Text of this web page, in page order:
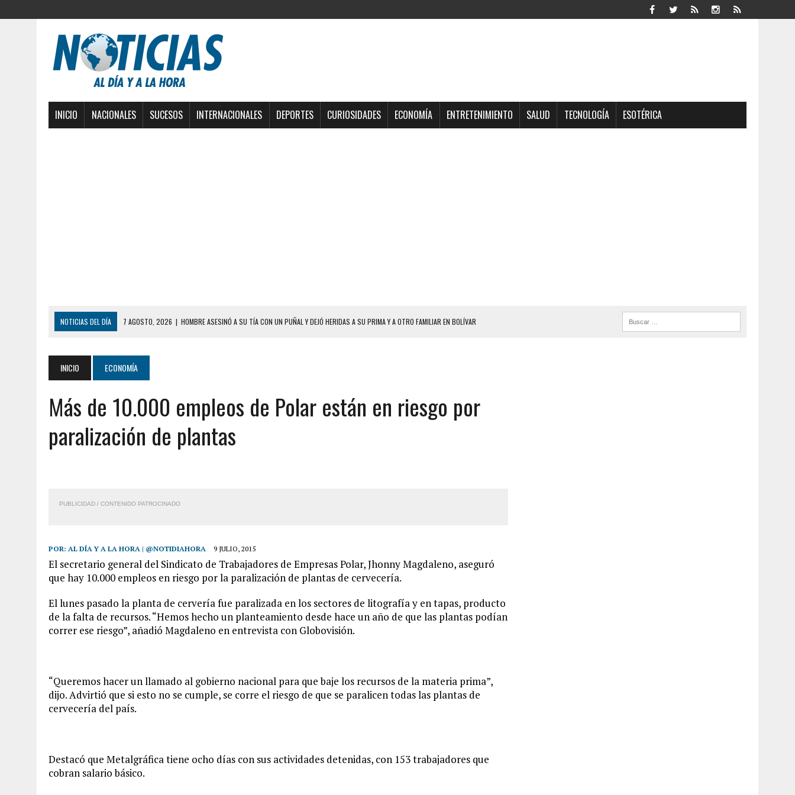
INICIO NACIONALES SUCESOS INTERNACIONALES DEPORTES CURIOSIDADES ECONOMÍA ENTRETENIMIENTO SALUD TECNOLOGÍA ESOTÉRICA
NOTICIAS DEL DÍA 7 AGOSTO, 2026 | HOMBRE ASESINÓ A SU TÍA CON UN PUÑAL Y DEJÓ HERIDAS A SU PRIMA Y A OTRO FAMILIAR EN BOLÍVAR
LOCALIZARON CUERPO DE ‘LA SEÑORA DE LAS UÑAS BONITAS’ 42 DÍAS DESPUÉS DE LOS TERREMOTOS EN LA GUAIRA
6 AGOSTO, 2026 | MISTERIOSA MUERTE DE MODELO EN MONAGAS: HALLARON EL CUERPO DENTRO DE SU CASA
6 AGOSTO, 2026
| BARINAS: ADOLESCENTE SE QUITÓ LA VIDA TRAS SER ACOSADA Y ABUSADA POR LA PAREJA DE SU ABUELA
6 AGOSTO, 2026
CONMOCIÓN EN COLORADO POR ASESINATO DE UNA ADOLESCENTE VENEZOLANA EN REUNIÓN CON AMIGOS
5 AGOSTO, 2026
PRESUNTO BROTE PSICÓTICO POR FALTA DE TRATAMIENTO DESENCADENÓ TRAGEDIA FAMILIAR
INICIO ECONOMÍA
Más de 10.000 empleos de Polar están en riesgo por
paralización de plantas
PUBLICIDAD / CONTENIDO PATROCINADO
POR: AL DÍA Y A LA HORA | @NOTIDIAHORA 9 JULIO, 2015
El secretario general del Sindicato de Trabajadores de Empresas Polar, Jhonny Magdaleno, aseguró
que hay 10.000 empleos en riesgo por la paralización de plantas de cervecería.
El lunes pasado la planta de cervería fue paralizada en los sectores de litografía y en tapas, producto
de la falta de recursos. “Hemos hecho un planteamiento desde hace un año de que las plantas podían
correr ese riesgo”, añadió Magdaleno en entrevista con Globovisión.
“Queremos hacer un llamado al gobierno nacional para que baje los recursos de la materia prima”,
dijo. Advirtió que si esto no se cumple, se corre el riesgo de que se paralicen todas las plantas de
cervecería del país.
Destacó que Metalgráfica tiene ocho días con sus actividades detenidas, con 153 trabajadores que
cobran salario básico.